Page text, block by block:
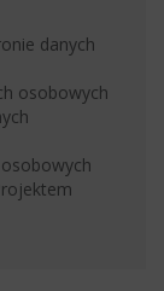
danych
osobowych